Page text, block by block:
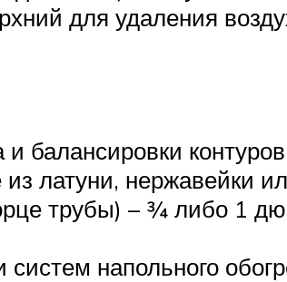
для удаления
балансировки
латуни, нержавейки
трубы) – ¾ либо 1
напольного